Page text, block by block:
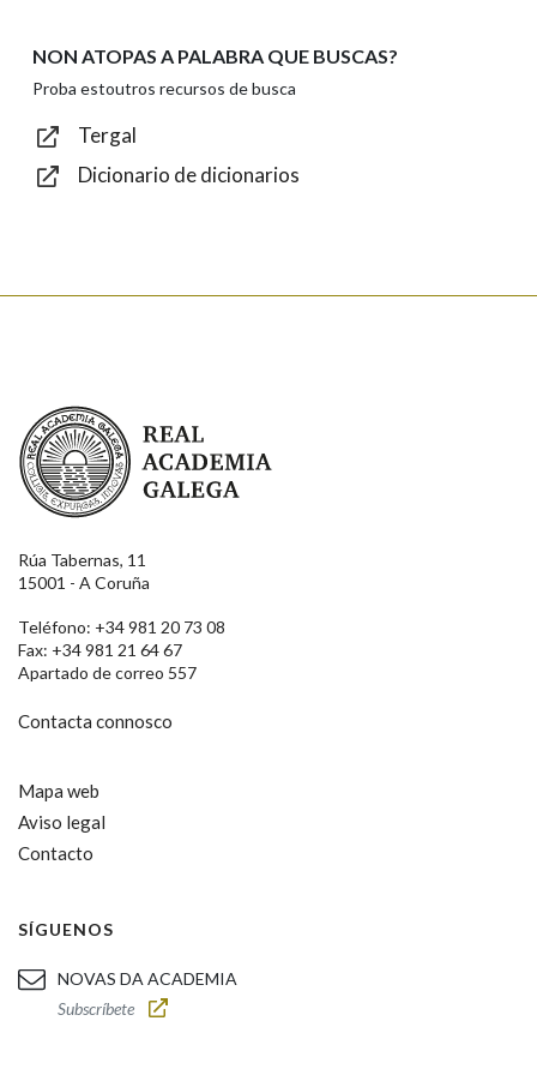
Texto de verificación
NON ATOPAS A PALABRA QUE BUSCAS?
Proba estoutros recursos de busca
Tergal
Dicionario de dicionarios
Real Academia Galega
Rúa Tabernas, 11
15001 - A Coruña
Teléfono: +34 981 20 73 08
Fax: +34 981 21 64 67
Apartado de correo 557
Contacta connosco
Mapa web
Aviso legal
Contacto
SÍGUENOS
NOVAS DA ACADEMIA
Subscríbete